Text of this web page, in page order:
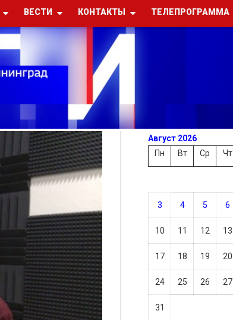
ВЕСТИ КОНТАКТЫ ТЕЛЕПРОГРАММА
Август 2026
Пн
Вт Ср Чт
3 4 5 6
10 11 12 13
17 18 19 20
24 25 26 27
31